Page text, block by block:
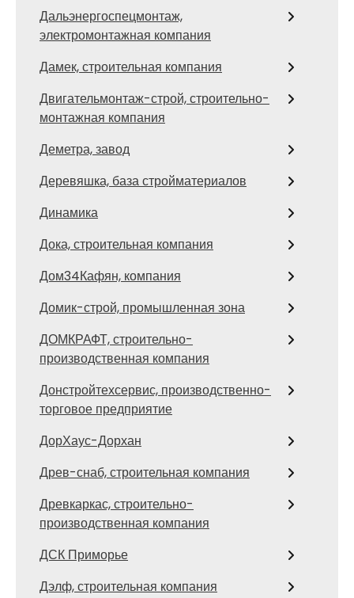
Дальэнергоспецмонтаж,
электромонтажная компания
Дамек, строительная компания
Двигательмонтаж-строй, строительно-
монтажная компания
Деметра, завод
Деревяшка, база стройматериалов
Динамика
Дока, строительная компания
Дом34Кафян, компания
Домик-строй, промышленная зона
ДОМКРАФТ, строительно-
производственная компания
Донстройтехсервис, производственно-
торговое предприятие
ДорХаус-Дорхан
Древ-снаб, строительная компания
Древкаркас, строительно-
производственная компания
ДСК Приморье
Дэлф, строительная компания